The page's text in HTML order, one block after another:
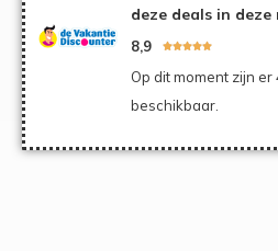
deze deals in deze
8,9 
Op dit moment zijn
beschikbaar.